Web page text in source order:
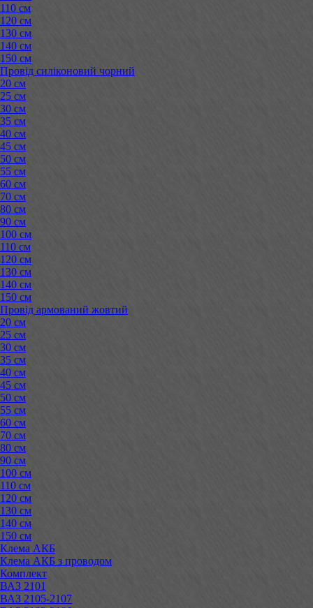
110 см
120 см
130 см
140 см
150 см
Провід силіконовий чорний
20 см
25 см
30 см
35 см
40 см
45 см
50 см
55 см
60 см
70 см
80 см
90 см
100 см
110 см
120 см
130 см
140 см
150 см
Провід армований жовтий
20 см
25 см
30 см
35 см
40 см
45 см
50 см
55 см
60 см
70 см
80 см
90 см
100 см
110 см
120 см
130 см
140 см
150 см
Клема АКБ
Клема АКБ з проводом
Комплект
ВАЗ 2101
ВАЗ 2105-2107